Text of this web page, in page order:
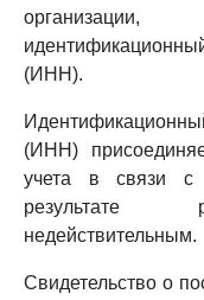
(ИНН).
(ИНН)
учета в связи с
результате
недействительным.
Свидетельство о